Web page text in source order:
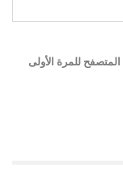
للمرة الأولى